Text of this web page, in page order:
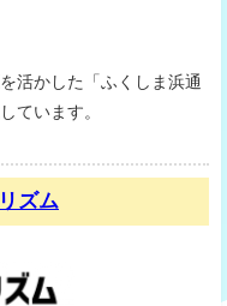
活かした「ふくしま浜通
ています。
ズム